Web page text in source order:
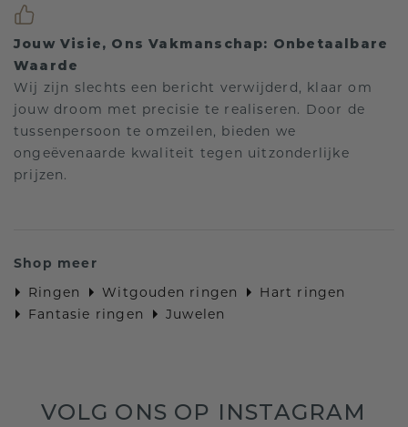
Jouw Visie, Ons Vakmanschap: Onbetaalbare
Waarde
Wij zijn slechts een bericht verwijderd, klaar om
jouw droom met precisie te realiseren. Door de
tussenpersoon te omzeilen, bieden we
ongeëvenaarde kwaliteit tegen uitzonderlijke
prijzen.
Shop meer
Ringen
Witgouden ringen
Hart ringen
Fantasie ringen
Juwelen
VOLG ONS OP INSTAGRAM